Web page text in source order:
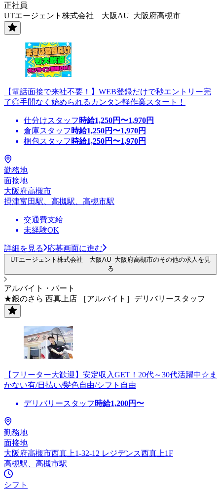
正社員
UTエージェント株式会社 大阪AU_大阪府高槻市
【電話面接で来社不要！】WEB登録だけで秒エントリー完
了◎手間なく始められるカンタン軽作業スタート！
仕分けスタッフ 時給1,250円〜1,970円
倉庫スタッフ 時給1,250円〜1,970円
梱包スタッフ 時給1,250円〜1,970円
勤務地
面接地
大阪府高槻市
摂津富田駅、高槻駅、高槻市駅
交通費支給
未経験OK
詳細を見る 応募画面に進む
UTエージェント株式会社 大阪AU_大阪府高槻市のその他の求人を見
る
アルバイト・パート
★銀のさら 西真上店 ［アルバイト］デリバリースタッフ
【フリーター大歓迎】安定収入GET！20代～30代活躍中☆ま
かない有/日払い/髪色自由/シフト自由
デリバリースタッフ 時給1,200円〜
勤務地
面接地
大阪府高槻市西真上1-32-12 レジデンス西真上1F
高槻駅、高槻市駅
シフト